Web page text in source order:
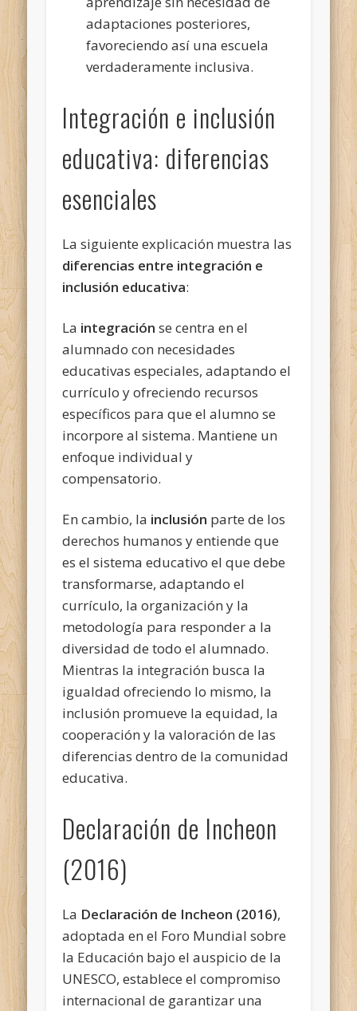
adaptaciones posteriores,
favoreciendo así una escuela
verdaderamente inclusiva.
Integración e inclusión
educativa: diferencias
esenciales
La siguiente explicación muestra las
diferencias entre integración e
inclusión educativa:
La integración se centra en el
alumnado con necesidades
educativas especiales, adaptando el
currículo y ofreciendo recursos
específicos para que el alumno se
incorpore al sistema. Mantiene un
enfoque individual y
compensatorio.
En cambio, la inclusión parte de los
derechos humanos y entiende que
es el sistema educativo el que debe
transformarse, adaptando el
currículo, la organización y la
metodología para responder a la
diversidad de todo el alumnado.
Mientras la integración busca la
igualdad ofreciendo lo mismo, la
inclusión promueve la equidad, la
cooperación y la valoración de las
diferencias dentro de la comunidad
educativa.
Declaración de Incheon
(2016)
La Declaración de Incheon (2016),
adoptada en el Foro Mundial sobre
la Educación bajo el auspicio de la
UNESCO, establece el compromiso
internacional de garantizar una